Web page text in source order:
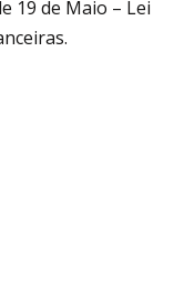
19 de Maio – Lei